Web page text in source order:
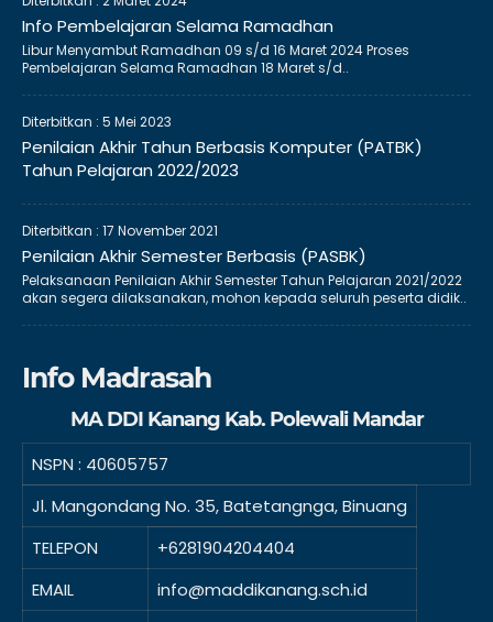
Info Pembelajaran Selama Ramadhan
Libur Menyambut Ramadhan 09 s/d 16 Maret 2024 Proses
Pembelajaran Selama Ramadhan 18 Maret s/d..
Diterbitkan : 5 Mei 2023
Penilaian Akhir Tahun Berbasis Komputer (PATBK)
Tahun Pelajaran 2022/2023
Diterbitkan : 17 November 2021
Penilaian Akhir Semester Berbasis (PASBK)
Pelaksanaan Penilaian Akhir Semester Tahun Pelajaran 2021/2022
akan segera dilaksanakan, mohon kepada seluruh peserta didik..
Info Madrasah
MA DDI Kanang Kab. Polewali Mandar
NSPN : 40605757
Jl. Mangondang No. 35, Batetangnga, Binuang
TELEPON
+6281904204404
EMAIL
info@maddikanang.sch.id